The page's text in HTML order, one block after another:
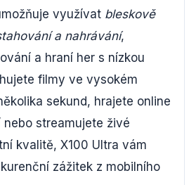
využívat bleskově
a nahrávání,
a hraní her s nízkou
filmy ve vysokém
sekund, hrajete online
nebo streamujete živé
kvalitě, X100 Ultra vám
zážitek z mobilního